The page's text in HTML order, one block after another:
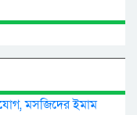
মসজিদের ইমাম